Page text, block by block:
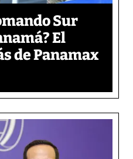
Sur
El
de Panamax